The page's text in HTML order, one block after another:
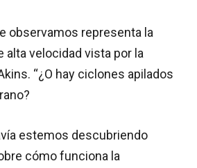
observamos representa la
velocidad vista por la
“¿O hay ciclones apilados
estemos descubriendo
cómo funciona la